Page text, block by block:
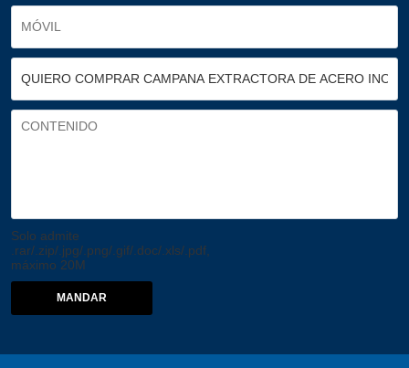
Solo admite
.rar/.zip/.jpg/.png/.gif/.doc/.xls/.pdf,
máximo 20M
MANDAR